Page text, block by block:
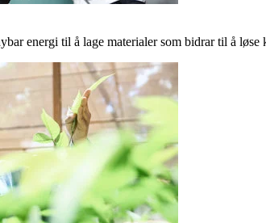
energi til å lage materialer som bidrar til å